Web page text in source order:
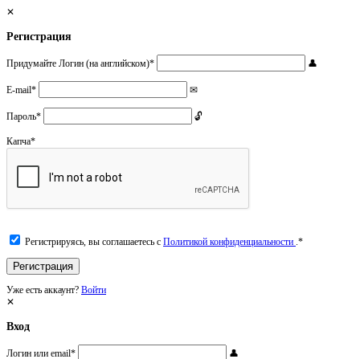
Регистрация
Придумайте Логин (на английском)*
E-mail*
Пароль*
Капча*
Регистрируясь, вы соглашаетесь с Политикой конфиденциальности .*
Уже есть аккаунт? Войти
Вход
Логин или email*